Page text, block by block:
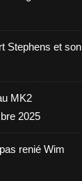
Stephens et son
MK2
2025
renié Wim